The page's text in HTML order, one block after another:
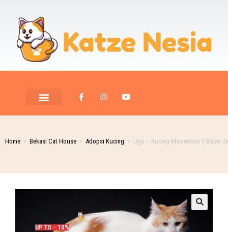
Home > Bekasi Cat House > Adopsi Kucing > Ugo – Kucing Mainecoon 7 Bulan
UP TO - 10%